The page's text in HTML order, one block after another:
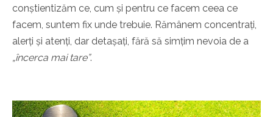
conștientizăm ce, cum și pentru ce facem ceea ce
facem, suntem fix unde trebuie. Rămânem concentrați,
alerți și atenți, dar detașați, fără să simțim nevoia de a
„încerca mai tare”.